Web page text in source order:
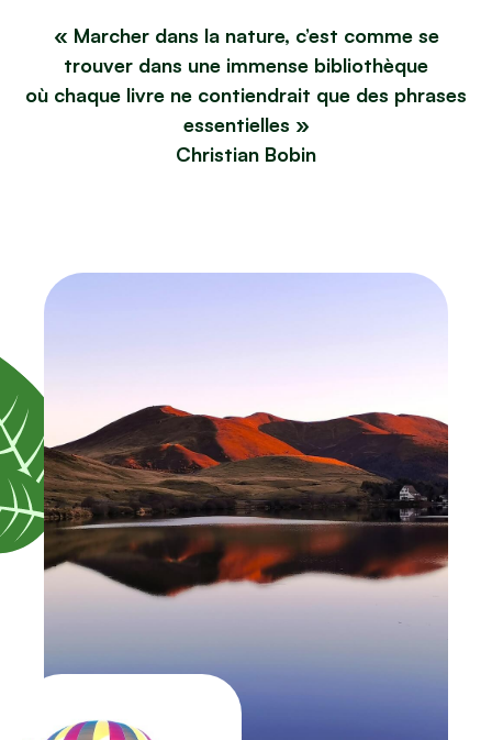
« Marcher dans la nature, c’est comme se
trouver dans une immense bibliothèque
où chaque livre ne contiendrait que des phrases
essentielles »
Christian Bobin